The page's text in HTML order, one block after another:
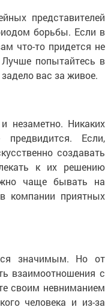
представителей
борьбы. Если в
что-то придется не
попытайтесь в
вас за живое.
незаметно. Никаких
Если,
создавать
к их решению
чаще бывать на
компании приятных
значимым. Но от
взаимоотношения с
своим невниманием
человека и из-за